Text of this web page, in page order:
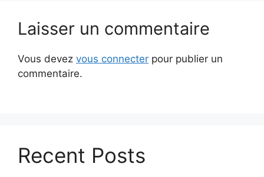
Laisser un commentaire
Vous devez vous connecter pour publier un
commentaire.
Recent Posts